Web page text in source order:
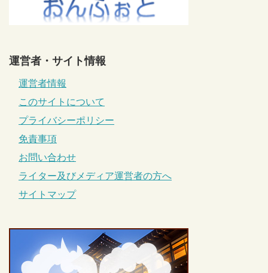
運営者・サイト情報
運営者情報
このサイトについて
プライバシーポリシー
免責事項
お問い合わせ
ライター及びメディア運営者の方へ
サイトマップ